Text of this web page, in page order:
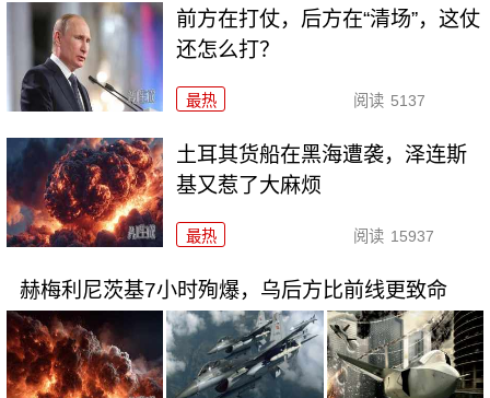
前方在打仗，后方在“清场”，这仗
还怎么打？
最热 阅读 5137
土耳其货船在黑海遭袭，泽连斯
基又惹了大麻烦
最热 阅读 15937
赫梅利尼茨基7小时殉爆，乌后方比前线更致命